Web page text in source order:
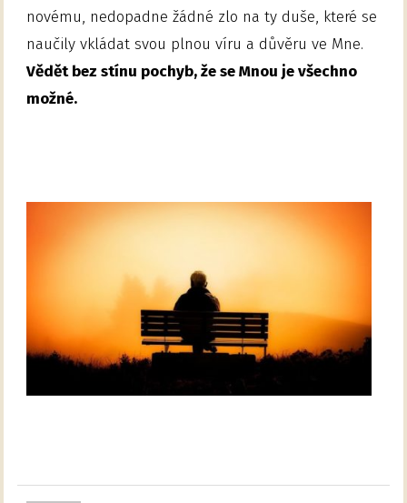
novému, nedopadne žádné zlo na ty duše, které se
naučily vkládat svou plnou víru a důvěru ve Mne.
Vědět bez stínu pochyb, že se Mnou je všechno
možné.